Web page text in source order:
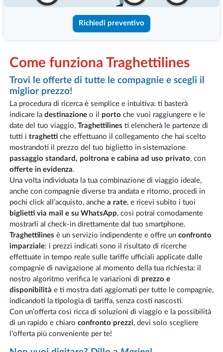
Richiedi preventivo
Come funziona Traghettilines
Trovi le offerte di tutte le compagnie e scegli il
miglior prezzo!
La procedura di ricerca è semplice e intuitiva: ti basterà
indicare la destinazioneo il porto che vuoi raggiungere e le
date del tuo viaggio, Traghettilines ti elencherà le partenze di
tutti i traghettiche effettuano il collegamento che hai scelto
mostrandoti il prezzo del tuo biglietto in sistemazione
passaggio standard, poltrona e cabina ad uso privato, con
offerte in evidenza.
Una volta individuata la tua combinazione di viaggio ideale,
anche con compagnie diverse tra andata e ritorno, procedi in
pochi click all’acquisto, anche a rate, e ricevi subito i tuoi
biglietti via mail e su WhatsApp, così potrai comodamente
mostrarli al check-in direttamente dal tuo smartphone.
Traghettilines è un servizio indipendente e offre un confronto
imparziale: i prezzi indicati sono il risultato di ricerche
effettuate in tempo reale sulle tariffe ufficiali applicate dalle
compagnie di navigazione al momento della tua richiesta: il
nostro algoritmo verifica le variazioni di prezzo e
disponibilità e ti mostra dati aggiornati per tutte le compagnie,
indicandoti la tipologia di tariffa, senza costi nascosti.
Con un’offerta così ricca di soluzioni di viaggio e la possibilità
di un rapido e chiaro confronto prezzi, devi solo scegliere
l’offerta più conveniente per te!